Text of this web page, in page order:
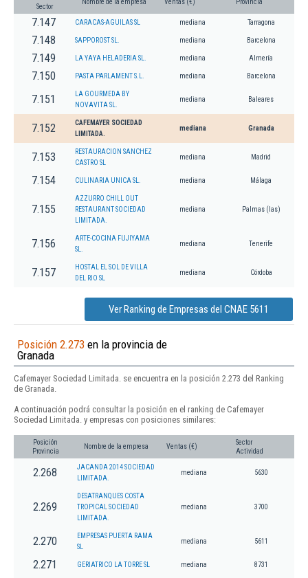
Sector
Nombre de la empresa Ventas (€) Provincia
7.147 CARACAS-AGUILAS SL mediana Tarragona
7.148 SAPPOROST SL. mediana Barcelona
7.149 LA YAYA HELADERIA SL. mediana Almería
7.150 PASTA PARLAMENT S.L. mediana Barcelona
7.151
LA GOURMEDA BY
NOVAVITA SL.
mediana Baleares
7.152
CAFEMAYER SOCIEDAD
LIMITADA.
mediana Granada
7.153
RESTAURACION SANCHEZ
CASTRO SL
mediana Madrid
7.154 CULINARIA UNICA SL. mediana Málaga
7.155
AZZURRO CHILL OUT
RESTAURANT SOCIEDAD
LIMITADA.
mediana Palmas (las)
7.156
ARTE-COCINA FUJIYAMA
SL.
mediana Tenerife
7.157
HOSTAL EL SOL DE VILLA
DEL RIO SL
mediana Córdoba
Ver Ranking de Empresas del CNAE 5611
Posición 2.273 en la provincia de
Granada
Cafemayer Sociedad Limitada. se encuentra en la posición 2.273 del Ranking
de Granada.
A continuación podrá consultar la posición en el ranking de Cafemayer
Sociedad Limitada. y empresas con posiciones similares:
Posición
Provincia
Nombre de la empresa Ventas (€)
Sector
Actividad
2.268
JACANDA 2014 SOCIEDAD
LIMITADA.
mediana 5630
2.269
DESATRANQUES COSTA
TROPICAL SOCIEDAD
LIMITADA.
mediana 3700
2.270
EMPRESAS PUERTA RAMA
SL
mediana 5611
2.271 GERIATRICO LA TORRE SL mediana 8731